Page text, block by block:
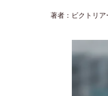
著者：ビクトリア